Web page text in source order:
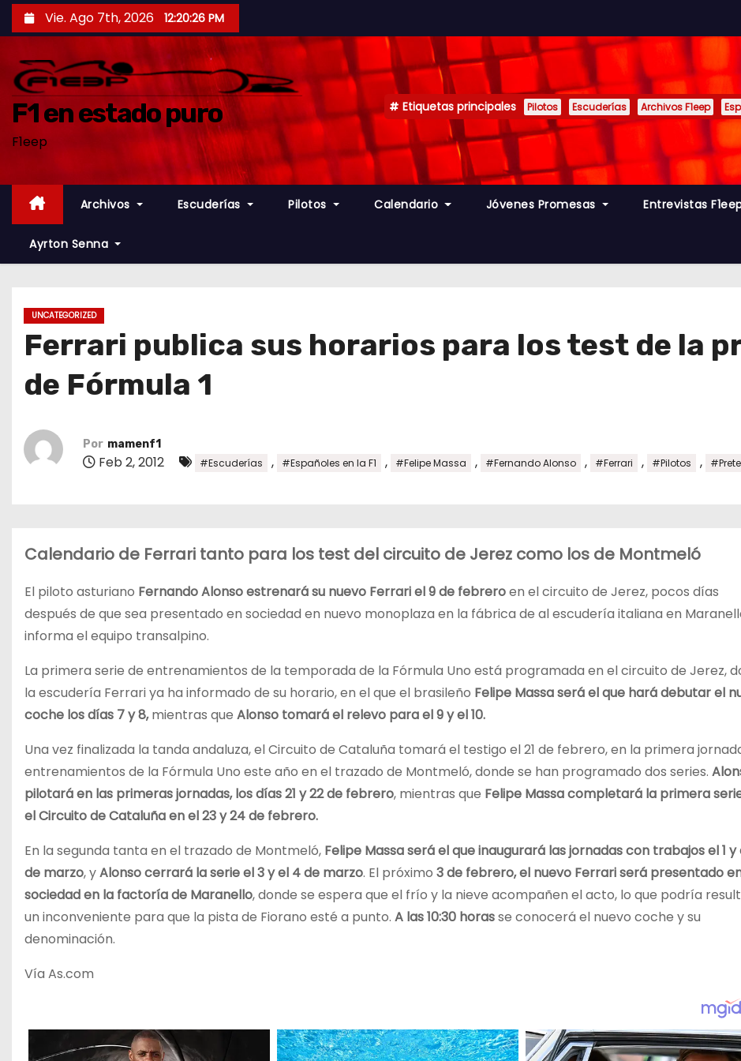
a
c
Vie. Ago 7th, 2026 12:20:27 PM
F1 en estado puro
F1eep
Etiquetas principales Pilotos Escuderías Archivos F1eep
Archivos Escuderías Pilotos Calendario Jóvenes Promesas Entrevistas
Ayrton Senna
UNCATEGORIZED
Ferrari publica sus horarios para los test de la
de Fórmula 1
Por mamenf1
Feb 2, 2012 #Escuderías , #Españoles en la F1 , #Felipe Massa , #Fernando Alonso , #Ferrari , #Pilotos ,
Calendario de Ferrari tanto para los test del circuito de Jerez como los de Montmeló
El piloto asturiano Fernando Alonso estrenará su nuevo Ferrari el 9 de febreroen el circuito de Jerez, pocos días
después de que sea presentado en sociedad en nuevo monoplaza en la fábrica de al escudería italiana en
informa el equipo transalpino.
La primera serie de entrenamientos de la temporada de la Fórmula Uno está programada en el circuito de Jerez,
la escudería Ferrari ya ha informado de su horario, en el que el brasileño Felipe Massa será el que hará debutar el
coche los días 7 y 8,mientras que Alonso tomará el relevo para el 9 y el 10.
Una vez finalizada la tanda andaluza, el Circuito de Cataluña tomará el testigo el 21 de febrero, en la primera
entrenamientos de la Fórmula Uno este año en el trazado de Montmeló, donde se han programado dos series.
pilotará en las primeras jornadas, los días 21 y 22 de febrero, mientras que Felipe Massa completará la primera
el Circuito de Cataluña en el 23 y 24 de febrero.
En la segunda tanta en el trazado de Montmeló, Felipe Massa será el que inaugurará las jornadas con trabajos el 1 y
de marzo, yAlonso cerrará la serie el 3 y el 4 de marzo. El próximo 3 de febrero, el nuevo Ferrari será presentado
sociedad en la factoría de Maranello, donde se espera que el frío y la nieve acompañen el acto, lo que podría
un inconveniente para que la pista de Fiorano esté a punto. A las 10:30 horasse conocerá el nuevo coche y su
denominación.
Vía As.com